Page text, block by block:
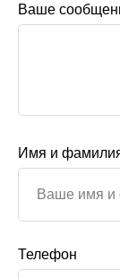
Ваше
Имя и
Телефон